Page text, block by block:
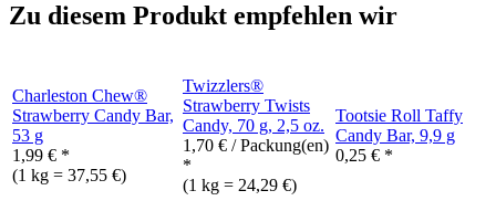
Zu diesem Produkt empfehlen wir
Charleston Chew®
Strawberry Candy Bar,
53 g
1,99 € *
(1 kg = 37,55 €)
Twizzlers®
Strawberry Twists
Candy, 70 g, 2,5 oz.
1,70 € / Packung(en)
*
(1 kg = 24,29 €)
Tootsie Roll Taffy
Candy Bar, 9,9 g
0,25 € *